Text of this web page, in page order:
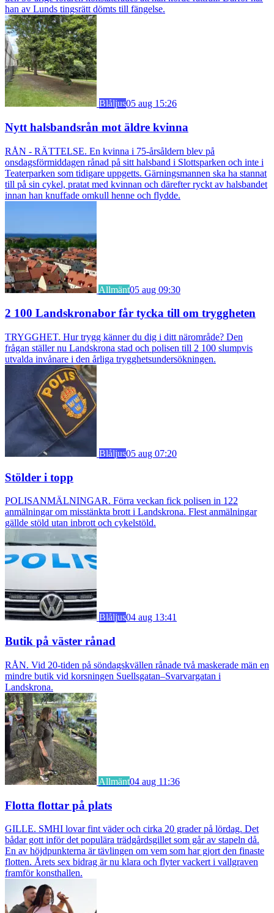
han av Lunds tingsrätt dömts till fängelse.
Blåljus05 aug 15:26
Nytt halsbandsrån mot äldre kvinna
RÅN - RÄTTELSE. En kvinna i 75-årsåldern blev på
onsdagsförmiddagen rånad på sitt halsband i Slottsparken och inte i
Teaterparken som tidigare uppgetts. Gärningsmannen ska ha stannat
till på sin cykel, pratat med kvinnan och därefter ryckt av halsbandet
innan han knuffade omkull henne och flydde.
Allmänt05 aug 09:30
2 100 Landskronabor får tycka till om tryggheten
TRYGGHET. Hur trygg känner du dig i ditt närområde? Den
frågan ställer nu Landskrona stad och polisen till 2 100 slumpvis
utvalda invånare i den årliga trygghetsundersökningen.
Blåljus05 aug 07:20
Stölder i topp
POLISANMÄLNINGAR. Förra veckan fick polisen in 122
anmälningar om misstänkta brott i Landskrona. Flest anmälningar
gällde stöld utan inbrott och cykelstöld.
Blåljus04 aug 13:41
Butik på väster rånad
RÅN. Vid 20-tiden på söndagskvällen rånade två maskerade män en
mindre butik vid korsningen Suellsgatan–Svarvargatan i
Landskrona.
Allmänt04 aug 11:36
Flotta flottar på plats
GILLE. SMHI lovar fint väder och cirka 20 grader på lördag. Det
bådar gott inför det populära trädgårdsgillet som går av stapeln då.
En av höjdpunkterna är tävlingen om vem som har gjort den finaste
flotten. Årets sex bidrag är nu klara och flyter vackert i vallgraven
framför konsthallen.